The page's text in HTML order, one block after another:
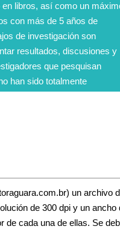
en libros, así como un
con más de 5 años de
de investigación son
resultados, discusiones y
que pesquisan
han sido totalmente
) un archivo
de 300 dpi y un
cada una de ellas. Se